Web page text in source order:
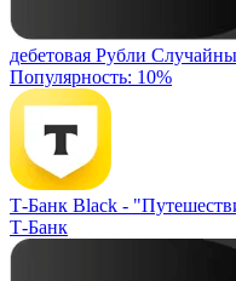
дебетовая Рубли
Популярность: 10%
Т-Банк Black -
Т-Банк